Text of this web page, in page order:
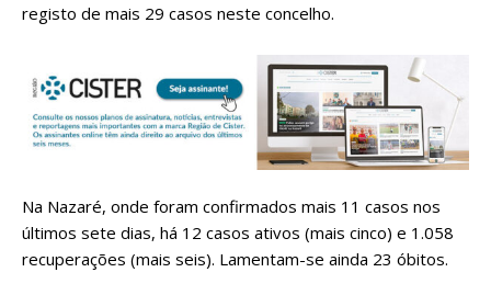
registo de mais 29 casos neste concelho.
Na Nazaré, onde foram confirmados mais 11 casos nos
últimos sete dias, há 12 casos ativos (mais cinco) e 1.058
recuperações (mais seis). Lamentam-se ainda 23 óbitos.